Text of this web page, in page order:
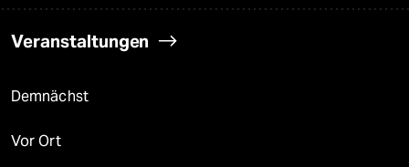
Veranstaltungen
Demnächst
Vor Ort